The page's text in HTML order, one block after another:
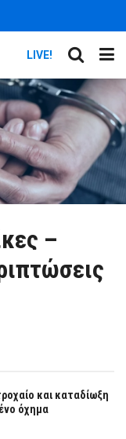
LIVE!
–
και καταδίωξη
όχημα